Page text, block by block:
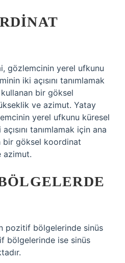
gözlemcinin yerel ufkunu
iki açısını tanımlamak
bir göksel
ve azimut. Yatay
yerel ufkunu küresel
tanımlamak için ana
bir göksel koordinat
azimut.
pozitif bölgelerinde sinüs
bölgelerinde ise sinüs